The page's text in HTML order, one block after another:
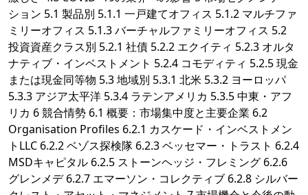
ション 5.1 製品別 5.1.1 一戸建てオフィス 5.1.2 マルチファ
ミリーオフィス 5.1.3 バーチャルファミリーオフィス 5.2
投資資産クラス別 5.2.1 社債 5.2.2 エクイティ 5.2.3 オルタ
ナティブ・インベストメント 5.2.4 コモディティ 5.2.5 現金
または現金同等物 5.3 地域別 5.3.1 北米 5.3.2 ヨーロッパ
5.3.3 アジア太平洋 5.3.4 ラテンアメリカ 5.3.5 中東・アフ
リカ 6 競合情勢 6.1 概要：市場集中度と主要企業 6.2
Organisation Profiles 6.2.1 カスケード・インベストメン
トLLC 6.2.2 ベゾス探検隊 6.2.3 ベッセマー・トラスト 6.2.4
MSDキャピタル 6.2.5 ストーンヘッジ・フレミング 6.2.6
グレンメデ 6.2.7 エマーソン・コレクティブ 6.2.8 シルバー